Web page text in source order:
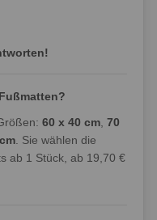
60 x 40 cm 70
. Sie wählen die
ab 1 Stück, ab 19,70 €